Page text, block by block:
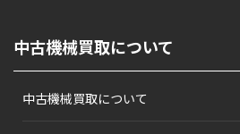
中古機械買取について
中古機械買取について